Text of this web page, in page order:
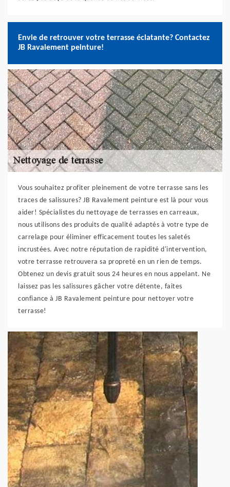
Envie de retrouver votre terrasse éclatante? Contactez
JB Ravalement peinture!
Vous souhaitez profiter pleinement de votre terrasse sans les
traces de salissures? JB Ravalement peinture est là pour vous
aider! Spécialistes du nettoyage de terrasses en carreaux,
nous utilisons des produits de qualité adaptés à votre type de
carrelage pour éliminer efficacement toutes les saletés
incrustées. Avec notre réputation de rapidité d'intervention,
votre terrasse retrouvera sa propreté en un rien de temps.
Obtenez un devis gratuit sous 24 heures en nous appelant. Ne
laissez pas les salissures gâcher votre détente, faites
confiance à JB Ravalement peinture pour nettoyer votre
terrasse!